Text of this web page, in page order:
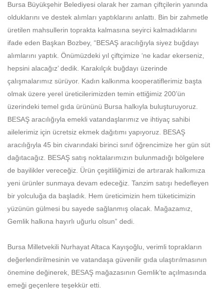
Bursa Büyükşehir Belediyesi olarak her zaman çiftçilerin yanında
olduklarını ve destek alımları yaptıklarını anlattı. Bin bir zahmetle
üretilen mahsullerin toprakta kalmasına seyirci kalmadıklarını
ifade eden Başkan Bozbey, “BESAŞ aracılığıyla siyez buğdayı
alımlarını yaptık. Önümüzdeki yıl çiftçimize ‘ne kadar ekerseniz,
hepsini alacağız’ dedik. Karakılçık buğdayı üzerinde
çalışmalarımız sürüyor. Kadın kalkınma kooperatiflerimiz başta
olmak üzere yerel üreticilerimizden temin ettiğimiz 200’ün
üzerindeki temel gıda ürününü Bursa halkıyla buluşturuyoruz.
BESAŞ aracılığıyla emekli vatandaşlarımız ve ihtiyaç sahibi
ailelerimiz için ücretsiz ekmek dağıtımı yapıyoruz. BESAŞ
aracılığıyla 45 bin civarındaki birinci sınıf öğrencimize her gün süt
dağıtacağız. BESAŞ satış noktalarımızın bulunmadığı bölgelere
de bayilikler vereceğiz. Ürün çeşitliliğimizi de artırarak halkımıza
yeni ürünler sunmaya devam edeceğiz. Tanzim satışı hedefleyen
bir yolculuğa da başladık. Hem üreticimizin hem tüketicimizin
yüzünün gülmesi bu sayede sağlanmış olacak. Mağazamız,
Gemlik halkına hayırlı uğurlu olsun” dedi.
Bursa Milletvekili Nurhayat Altaca Kayışoğlu, verimli toprakların
değerlendirilmesinin ve vatandaşa güvenilir gıda ulaştırılmasının
önemine değinerek, BESAŞ mağazasının Gemlik’te açılmasında
emeği geçenlere teşekkür etti.